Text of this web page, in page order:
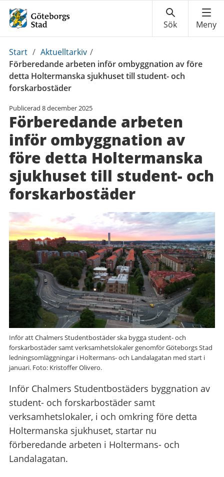
Du
är
här:
Start / Aktuelltarkiv /
Förberedande arbeten inför ombyggnation av före
detta Holtermanska sjukhuset till student- och
forskarbostäder
Publicerad 8 december 2025
Förberedande arbeten
inför ombyggnation av
före detta Holtermanska
sjukhuset till student- och
forskarbostäder
Inför att Chalmers Studentbostäder ska bygga student- och
forskarbostäder samt verksamhetslokaler genomför Göteborgs Stad
ledningsomläggningar i Holtermans- och Landalagatan med start i
januari. Foto: Kristoffer Olivero.
Inför Chalmers Studentbostäders byggnation av
student- och forskarbostäder samt
verksamhetslokaler, i och omkring före detta
Holtermanska sjukhuset, startar nu
förberedande arbeten i Holtermans- och
Landalagatan.